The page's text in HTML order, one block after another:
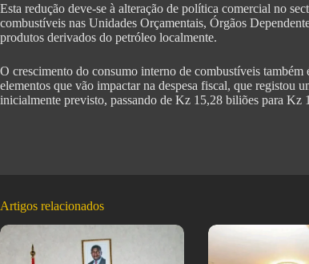
Esta redução deve-se à alteração de política comercial no
combustíveis nas Unidades Orçamentais, Órgãos
produtos derivados do petróleo localmente.
O crescimento do consumo interno de combustíveis
elementos que vão impactar na despesa fiscal, que registou
inicialmente previsto, passando de Kz 15,28 biliões para Kz
Artigos relacionados